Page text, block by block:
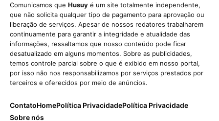
Comunicamos que Husuy é um site totalmente independente,
que não solicita qualquer tipo de pagamento para aprovação ou
liberação de serviços. Apesar de nossos redatores trabalharem
continuamente para garantir a integridade e atualidade das
informações, ressaltamos que nosso conteúdo pode ficar
desatualizado em alguns momentos. Sobre as publicidades,
temos controle parcial sobre o que é exibido em nosso portal,
por isso não nos responsabilizamos por serviços prestados por
terceiros e oferecidos por meio de anúncios.
ContatoHomePolítica PrivacidadePolítica Privacidade
Sobre nós